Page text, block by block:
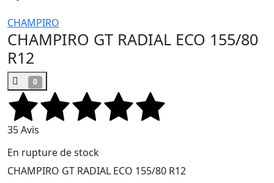
CHAMPIRO
CHAMPIRO GT RADIAL ECO 155/80
R12
0
35 Avis
En rupture de stock
CHAMPIRO GT RADIAL ECO 155/80 R12